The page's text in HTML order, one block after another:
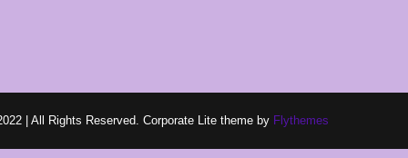
| All Rights Reserved. Corporate Lite theme by Flythemes